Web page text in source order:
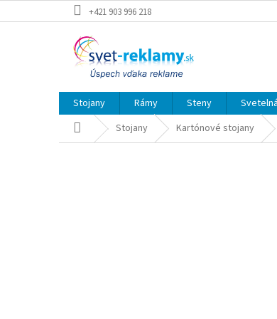
na
+421 903 996 218
Stojany Rámy Steny
DomovStojany Kartónové stojany